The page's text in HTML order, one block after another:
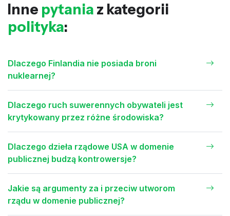
Inne pytania z kategorii
polityka:
Dlaczego Finlandia nie posiada broni
nuklearnej?
Dlaczego ruch suwerennych obywateli jest
krytykowany przez różne środowiska?
Dlaczego dzieła rządowe USA w domenie
publicznej budzą kontrowersje?
Jakie są argumenty za i przeciw utworom
rządu w domenie publicznej?